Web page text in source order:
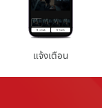
แจ้งเตือน